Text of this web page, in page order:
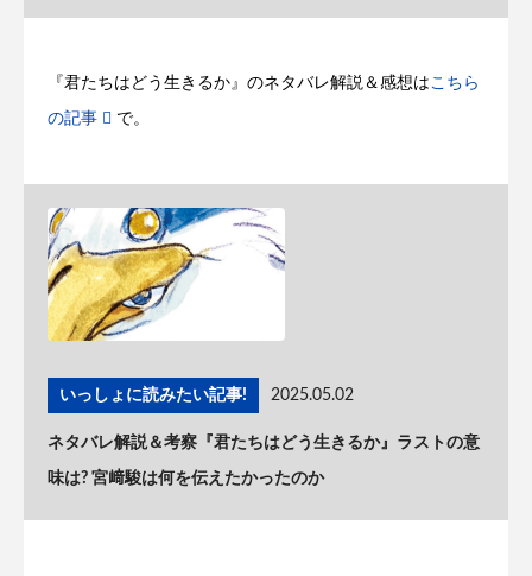
『君たちはどう生きるか』のネタバレ解説＆感想はこちら
の記事 で。
いっしょに読みたい記事! 2025.05.02
ネタバレ解説＆考察『君たちはどう生きるか』ラストの意
味は? 宮﨑駿は何を伝えたかったのか